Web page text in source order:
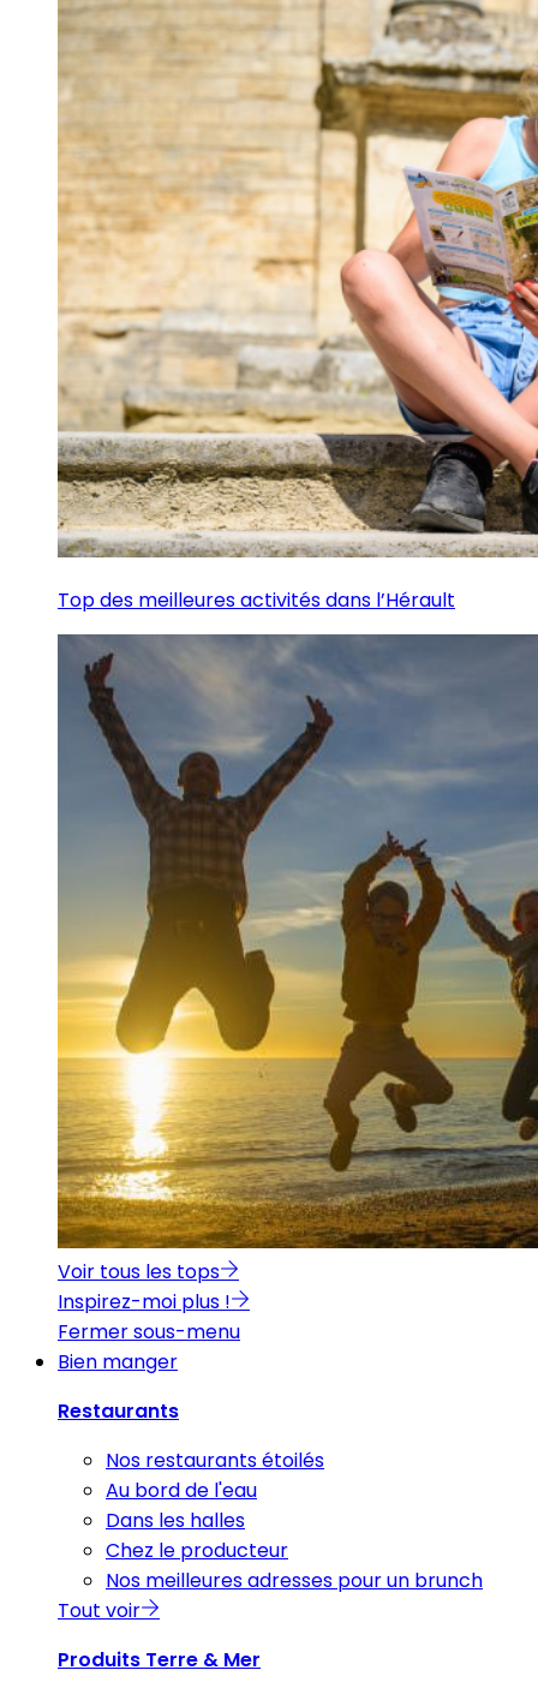
Top des meilleures activités dans l’Hérault
Voir tous les tops
Inspirez-moi plus !
Fermer sous-menu
Bien manger
Restaurants
Nos restaurants étoilés
Au bord de l'eau
Dans les halles
Chez le producteur
Nos meilleures adresses pour un brunch
Tout voir
Produits Terre & Mer